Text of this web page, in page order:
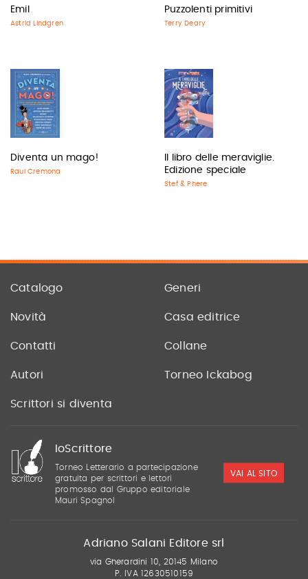
Emil
Astrid Lindgren
Puzzolenti primitivi
Terry Deary
Diventa un mago!
Raul Cremona
Il libro delle meraviglie.
Edizione speciale
Stef & Phere
Catalogo Generi
Novità Casa editrice
Contatti Collane
Autori Torneo Ickabog
Scrittori si diventa
IoScrittore
Torneo Letterario a partecipazione
gratuita per scrittori e lettori
promosso dal Gruppo editoriale
Mauri Spagnol
VAI AL SITO
Adriano Salani Editore srl
via Gherardini 10, 20145 Milano
P. IVA 12630510159